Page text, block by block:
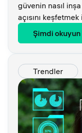
güvenin nasıl
açısını
Şimdi okuyun
Trendler